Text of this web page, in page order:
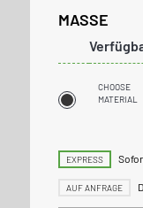
MASSE
CHOOSE
MATERIAL
EXPRESS
AUF ANFRAGE